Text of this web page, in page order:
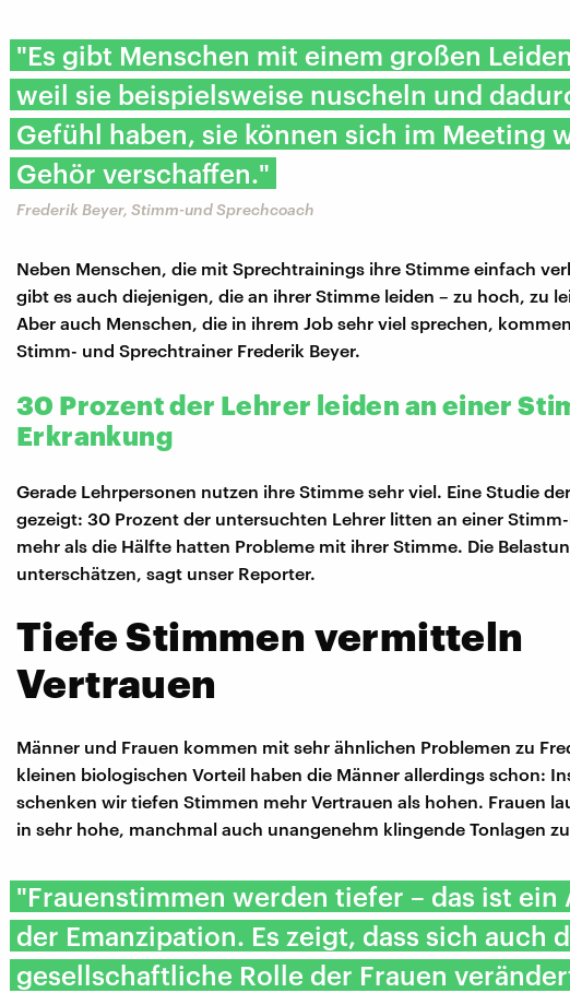
"Es gibt Menschen mit einem großen
weil sie beispielsweise nuscheln und
Gefühl haben, sie können sich im Meeting
Gehör verschaffen."
Frederik Beyer, Stimm-und Sprechcoach
Neben Menschen, die mit Sprechtrainings ihre Stimme einfach
gibt es auch diejenigen, die an ihrer Stimme leiden – zu hoch, zu
Aber auch Menschen, die in ihrem Job sehr viel sprechen,
Stimm- und Sprechtrainer Frederik Beyer.
30 Prozent der Lehrer leiden an einer
Erkrankung
Gerade Lehrpersonen nutzen ihre Stimme sehr viel. Eine Studie
gezeigt: 30 Prozent der untersuchten Lehrer litten an einer
mehr als die Hälfte hatten Probleme mit ihrer Stimme. Die
unterschätzen, sagt unser Reporter.
Tiefe Stimmen vermitteln
Vertrauen
Männer und Frauen kommen mit sehr ähnlichen Problemen zu
kleinen biologischen Vorteil haben die Männer allerdings schon:
schenken wir tiefen Stimmen mehr Vertrauen als hohen. Frauen
in sehr hohe, manchmal auch unangenehm klingende Tonlagen
"Frauenstimmen werden tiefer – das ist ein
der Emanzipation. Es zeigt, dass sich auch
gesellschaftliche Rolle der Frauen